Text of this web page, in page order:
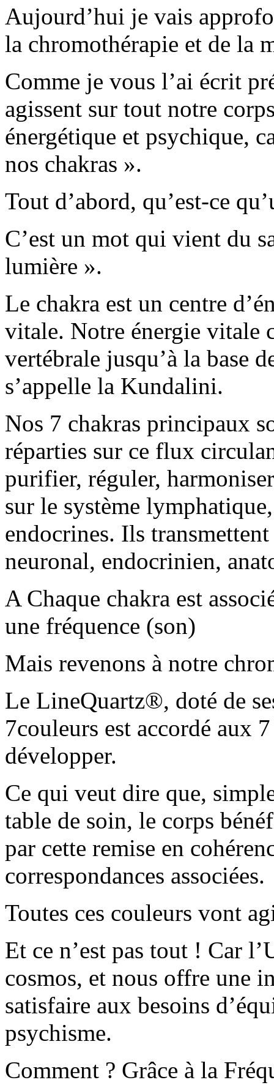
Aujourd’hui je vais
la chromothérapie et de la
Comme je vous l’ai écrit
agissent sur tout notre
énergétique et psychique,
nos chakras ».
Tout d’abord, qu’est-ce
C’est un mot qui vient du
lumière ».
Le chakra est un centre
vitale. Notre énergie vitale
vertébrale jusqu’à la base
s’appelle la Kundalini.
Nos 7 chakras principaux
réparties sur ce flux
purifier, réguler,
sur le système
endocrines. Ils
neuronal, endocrinien,
A Chaque chakra est
une fréquence (son)
Mais revenons à notre
Le LineQuartz®, doté de
7couleurs est accordé aux
développer.
Ce qui veut dire que,
table de soin, le corps
par cette remise en
correspondances associées.
Toutes ces couleurs vont
Et ce n’est pas tout ! Car
cosmos, et nous offre une
satisfaire aux besoins
psychisme.
Comment ? Grâce à la